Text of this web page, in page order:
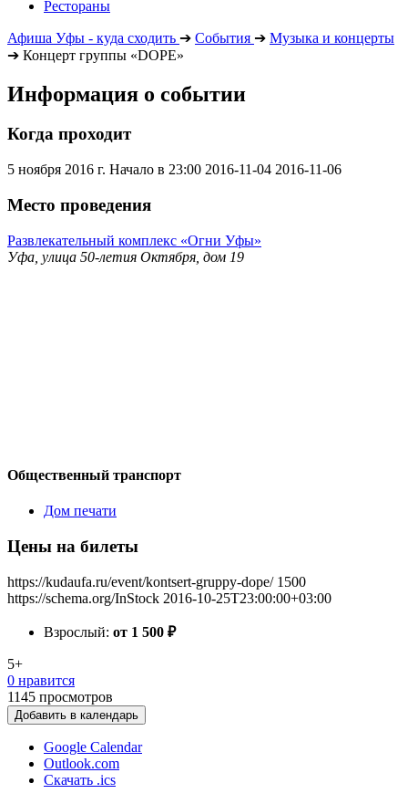
Рестораны
Афиша Уфы - куда сходить ➔ События ➔ Музыка и концерты
➔ Концерт группы «DOPE»
Информация о событии
Когда проходит
5 ноября 2016 г. Начало в 23:00 2016-11-04 2016-11-06
Место проведения
Развлекательный комплекс «Огни Уфы»
Уфа, улица 50-летия Октября, дом 19
Общественный транспорт
Дом печати
Цены на билеты
https://kudaufa.ru/event/kontsert-gruppy-dope/ 1500
https://schema.org/InStock 2016-10-25T23:00:00+03:00
Взрослый: от 1 500 ₽
5+
0 нравится
1145 просмотров
Добавить в календарь
Google Calendar
Outlook.com
Скачать .ics